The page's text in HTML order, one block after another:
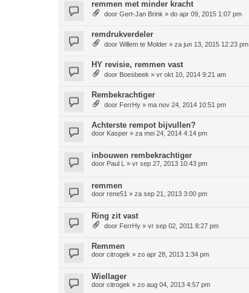
remmen met minder kracht
door Gert-Jan Brink » do apr 09, 2015 1:07 pm
remdrukverdeler
door Willem te Molder » za jun 13, 2015 12:23 pm
HY revisie, remmen vast
door Boesbeek » vr okt 10, 2014 9:21 am
Rembekrachtiger
door FerrHy » ma nov 24, 2014 10:51 pm
Achterste rempot bijvullen?
door Kasper » za mei 24, 2014 4:14 pm
inbouwen rembekrachtiger
door Paul L » vr sep 27, 2013 10:43 pm
remmen
door rene51 » za sep 21, 2013 3:00 pm
Ring zit vast
door FerrHy » vr sep 02, 2011 8:27 pm
Remmen
door citrogek » zo apr 28, 2013 1:34 pm
Wiellager
door citrogek » zo aug 04, 2013 4:57 pm